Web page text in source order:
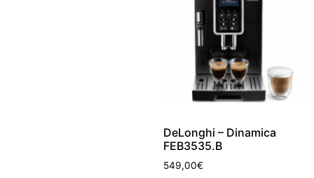
DeLonghi – Dinamica
FEB3535.B
549,00€